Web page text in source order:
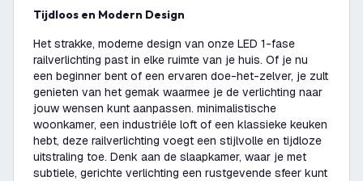
Tijdloos en Modern Design
Het strakke, moderne design van onze LED 1-fase
railverlichting past in elke ruimte van je huis. Of je nu
een beginner bent of een ervaren doe-het-zelver, je zult
genieten van het gemak waarmee je de verlichting naar
jouw wensen kunt aanpassen. minimalistische
woonkamer, een industriële loft of een klassieke keuken
hebt, deze railverlichting voegt een stijlvolle en tijdloze
uitstraling toe. Denk aan de slaapkamer, waar je met
subtiele, gerichte verlichting een rustgevende sfeer kunt